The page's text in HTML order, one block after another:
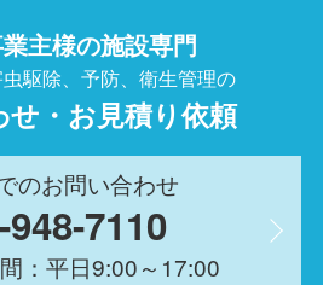
主様の施設専門
駆除、予防、衛生管理の
せ・お見積り依頼
のお問い合わせ
948-7110
：平日9:00～17:00